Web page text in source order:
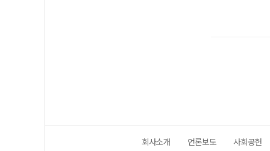
회사소개 언론보도 사회공헌